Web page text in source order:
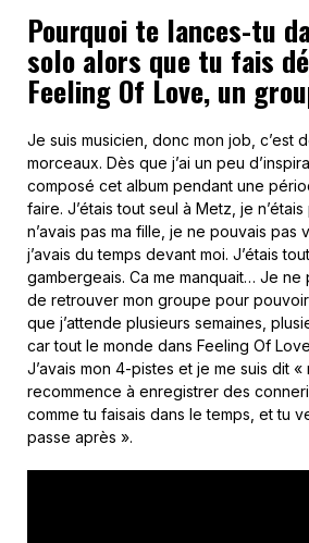
Pourquoi te lances-tu
solo alors que tu fais
Feeling Of Love, un
Je suis musicien, donc mon job, c’est
morceaux. Dès que j’ai un peu
composé cet album pendant une
faire. J’étais tout seul à Metz, je
n’avais pas ma fille, je ne pouvais pas
j’avais du temps devant moi. J’étais
gambergeais. Ca me manquait… Je ne
de retrouver mon groupe pour
que j’attende plusieurs semaines,
car tout le monde dans Feeling Of
J’avais mon 4-pistes et je me suis dit «
recommence à enregistrer des
comme tu faisais dans le temps, et tu
passe après ».